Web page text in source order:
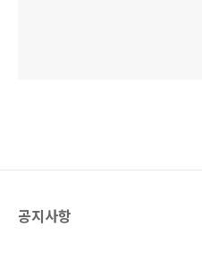
공지사항